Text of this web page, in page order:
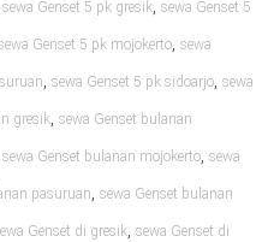
sewa Genset 5 pk gresik, sewa Genset 5
Genset 5 pk mojokerto, sewa
, sewa Genset 5 pk sidoarjo, sewa
gresik, sewa Genset bulanan
sewa Genset bulanan mojokerto, sewa
pasuruan, sewa Genset bulanan
Genset di gresik, sewa Genset di